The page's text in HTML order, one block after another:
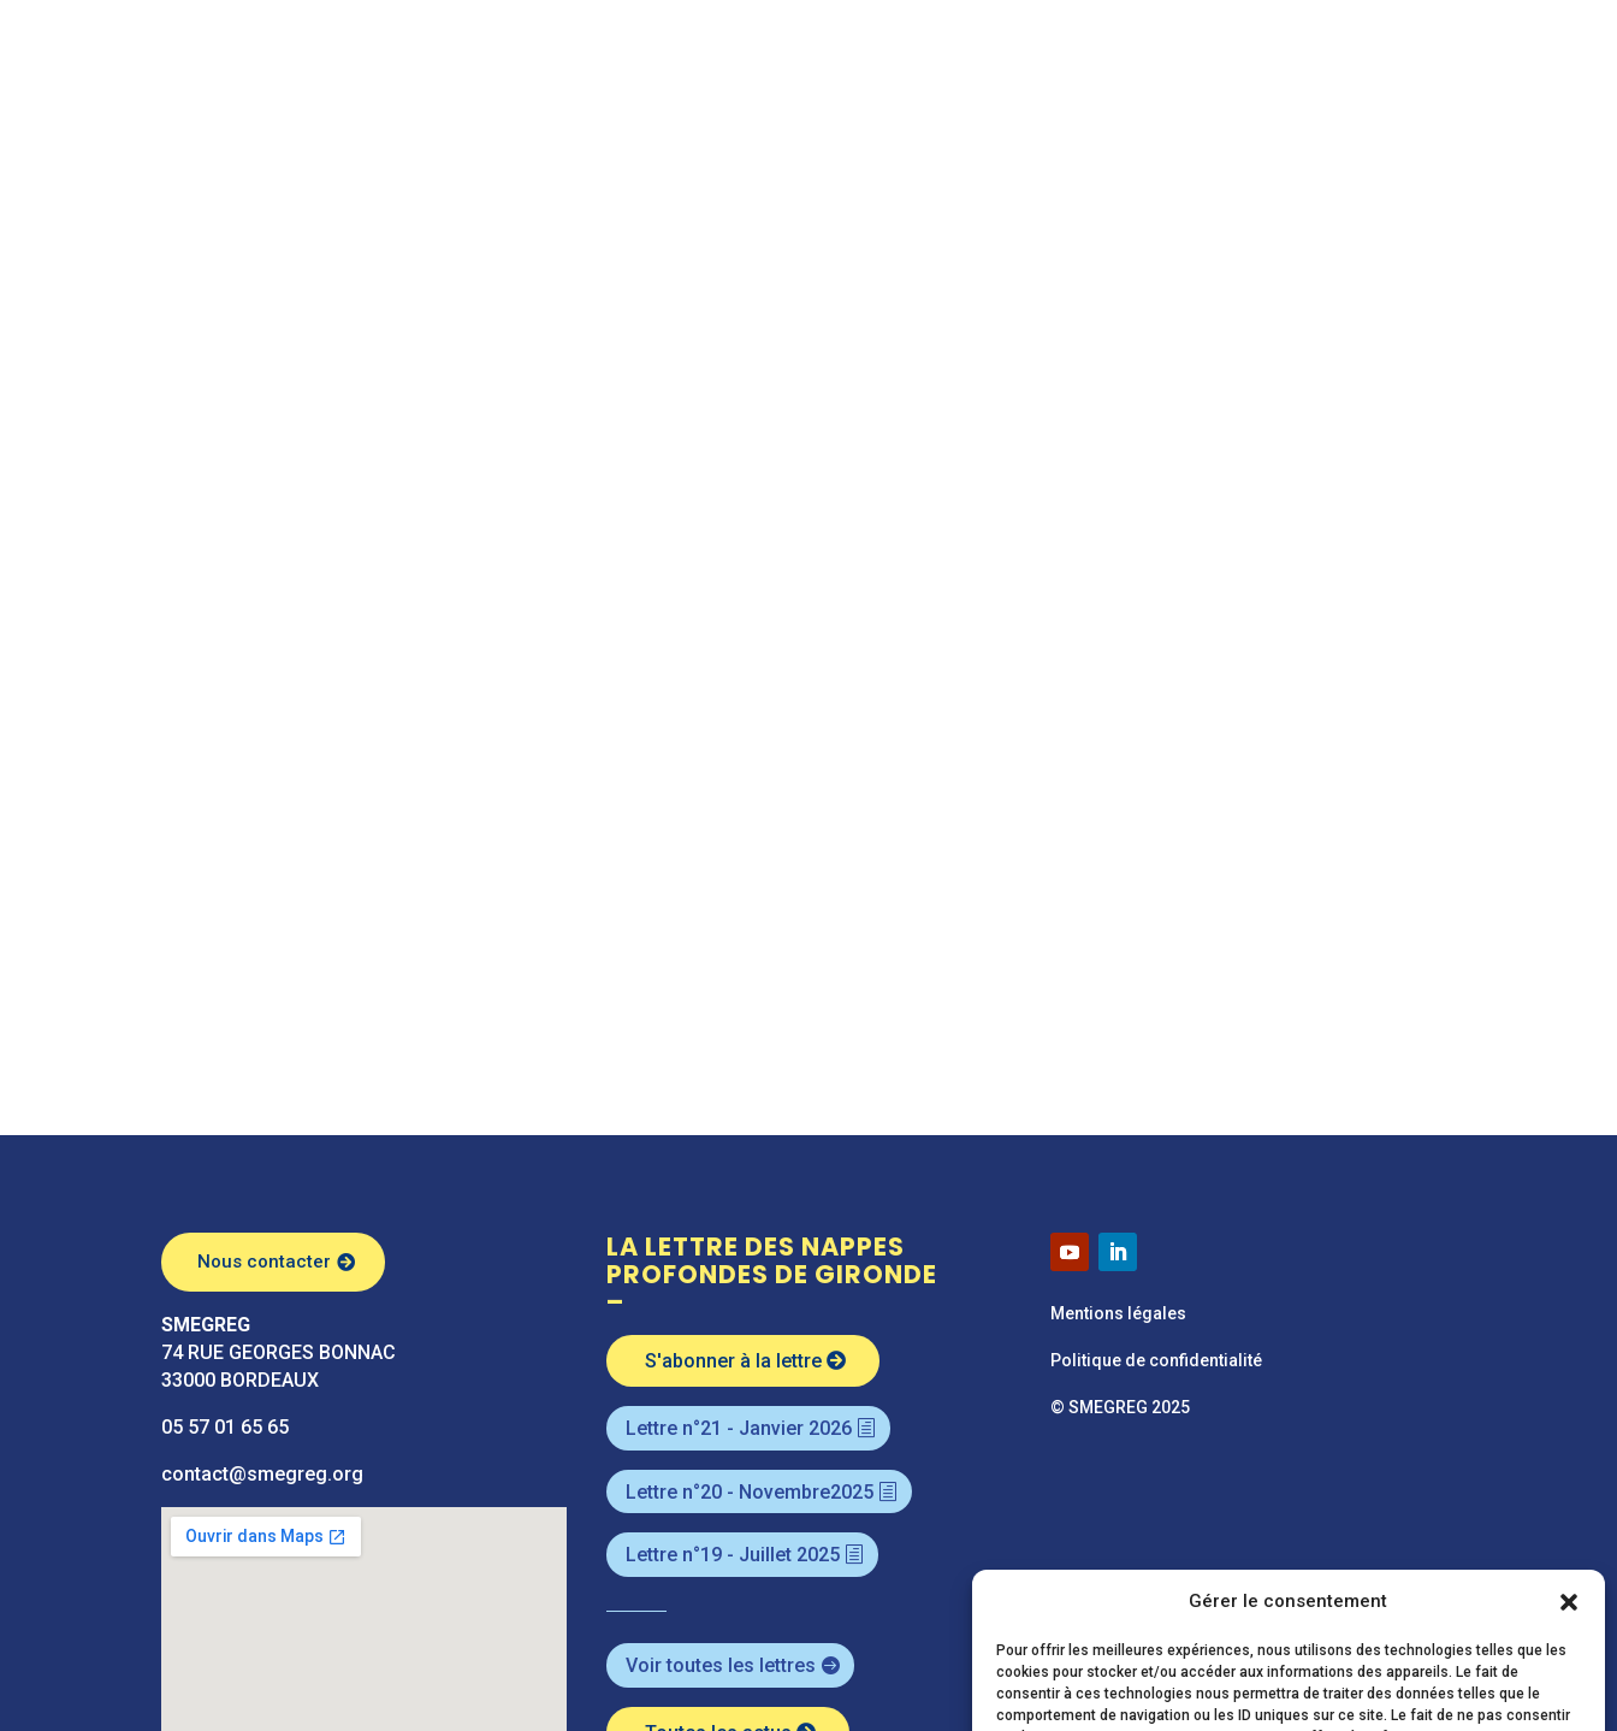
Gérer le consentement
Pour offrir les meilleures expériences, nous utilisons des technologies telles que les
cookies pour stocker et/ou accéder aux informations des appareils. Le fait de
consentir à ces technologies nous permettra de traiter des données telles que le
comportement de navigation ou les ID uniques sur ce site. Le fait de ne pas consentir
Nous contacter
SMEGREG
74 RUE GEORGES BONNAC
33000 BORDEAUX
05 57 01 65 65
contact@smegreg.org
LA LETTRE DES NAPPES
PROFONDES DE GIRONDE
–
S'abonner à la lettre
Lettre n°21 - Janvier 2026
Lettre n°20 - Novembre2025
Lettre n°19 - Juillet 2025
Voir toutes les lettres
Mentions légales
Politique de confidentialité
© SMEGREG 2025